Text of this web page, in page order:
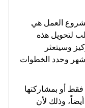
العمل هي
لتحويل هذه
وسيتعثر
مشروعك التجاري. ابدأ بأهداف أول 12 شهر وحدد الخطوات
أو بمشاركتها
وذلك لأن